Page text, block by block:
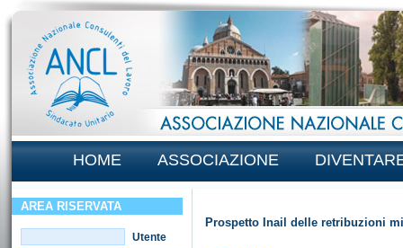
HOME ASSOCIAZIONE
AREA RISERVATA
Utente
Prospetto Inail delle retribuzioni